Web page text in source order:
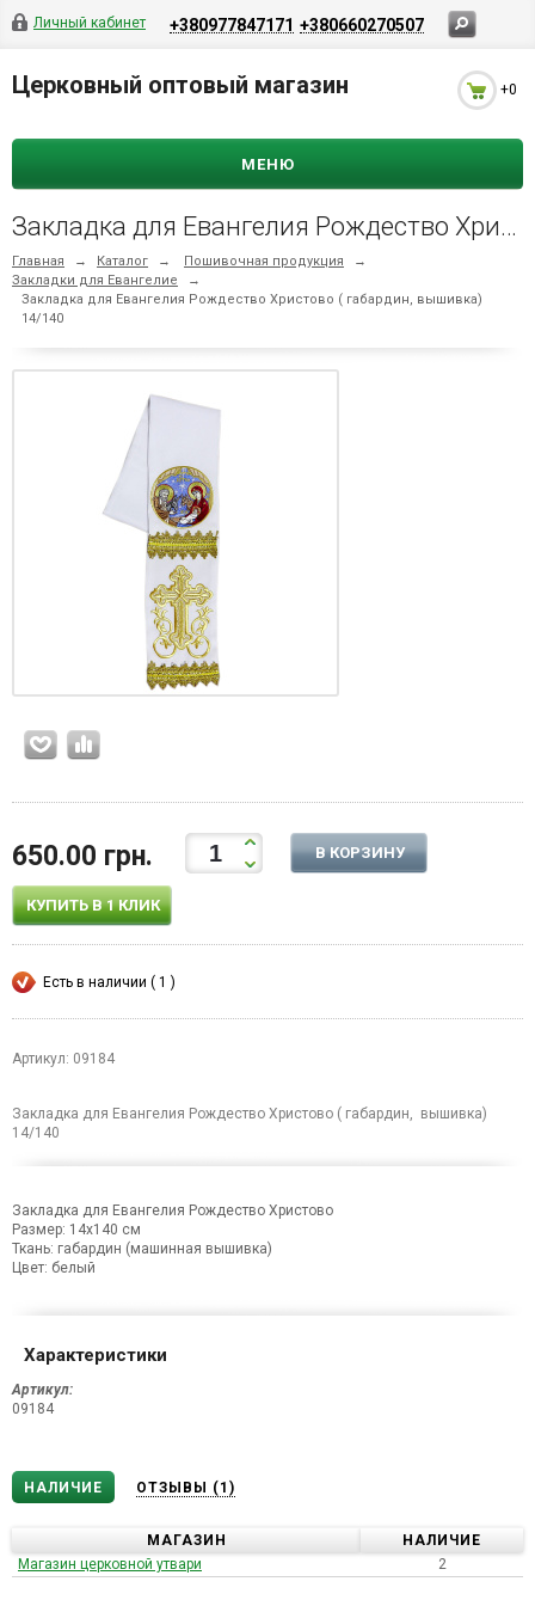
Личный кабинет +380977847171 +380660270507
Церковный оптовый магазин +0
МЕНЮ
Закладка для Евангелия Рождество Христово ( габардин, вышивка) 14/140
Главная → Каталог → Пошивочная продукция
→
Закладки для Евангелие
→
Закладка для Евангелия Рождество Христово ( габардин, вышивка)
14/140
650.00 грн. В КОРЗИНУ
КУПИТЬ В 1 КЛИК
Есть в наличии ( 1 )
Артикул: 09184
Закладка для Евангелия Рождество Христово ( габардин, вышивка)
14/140
Закладка для Евангелия Рождество Христово
Размер: 14х140 см
Ткань: габардин (машинная вышивка)
Цвет: белый
Характеристики
Артикул:
09184
НАЛИЧИЕ ОТЗЫВЫ (1)
МАГАЗИН
НАЛИЧИЕ
Магазин церковной утвари
2